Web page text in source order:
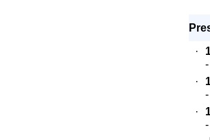
·
·
·